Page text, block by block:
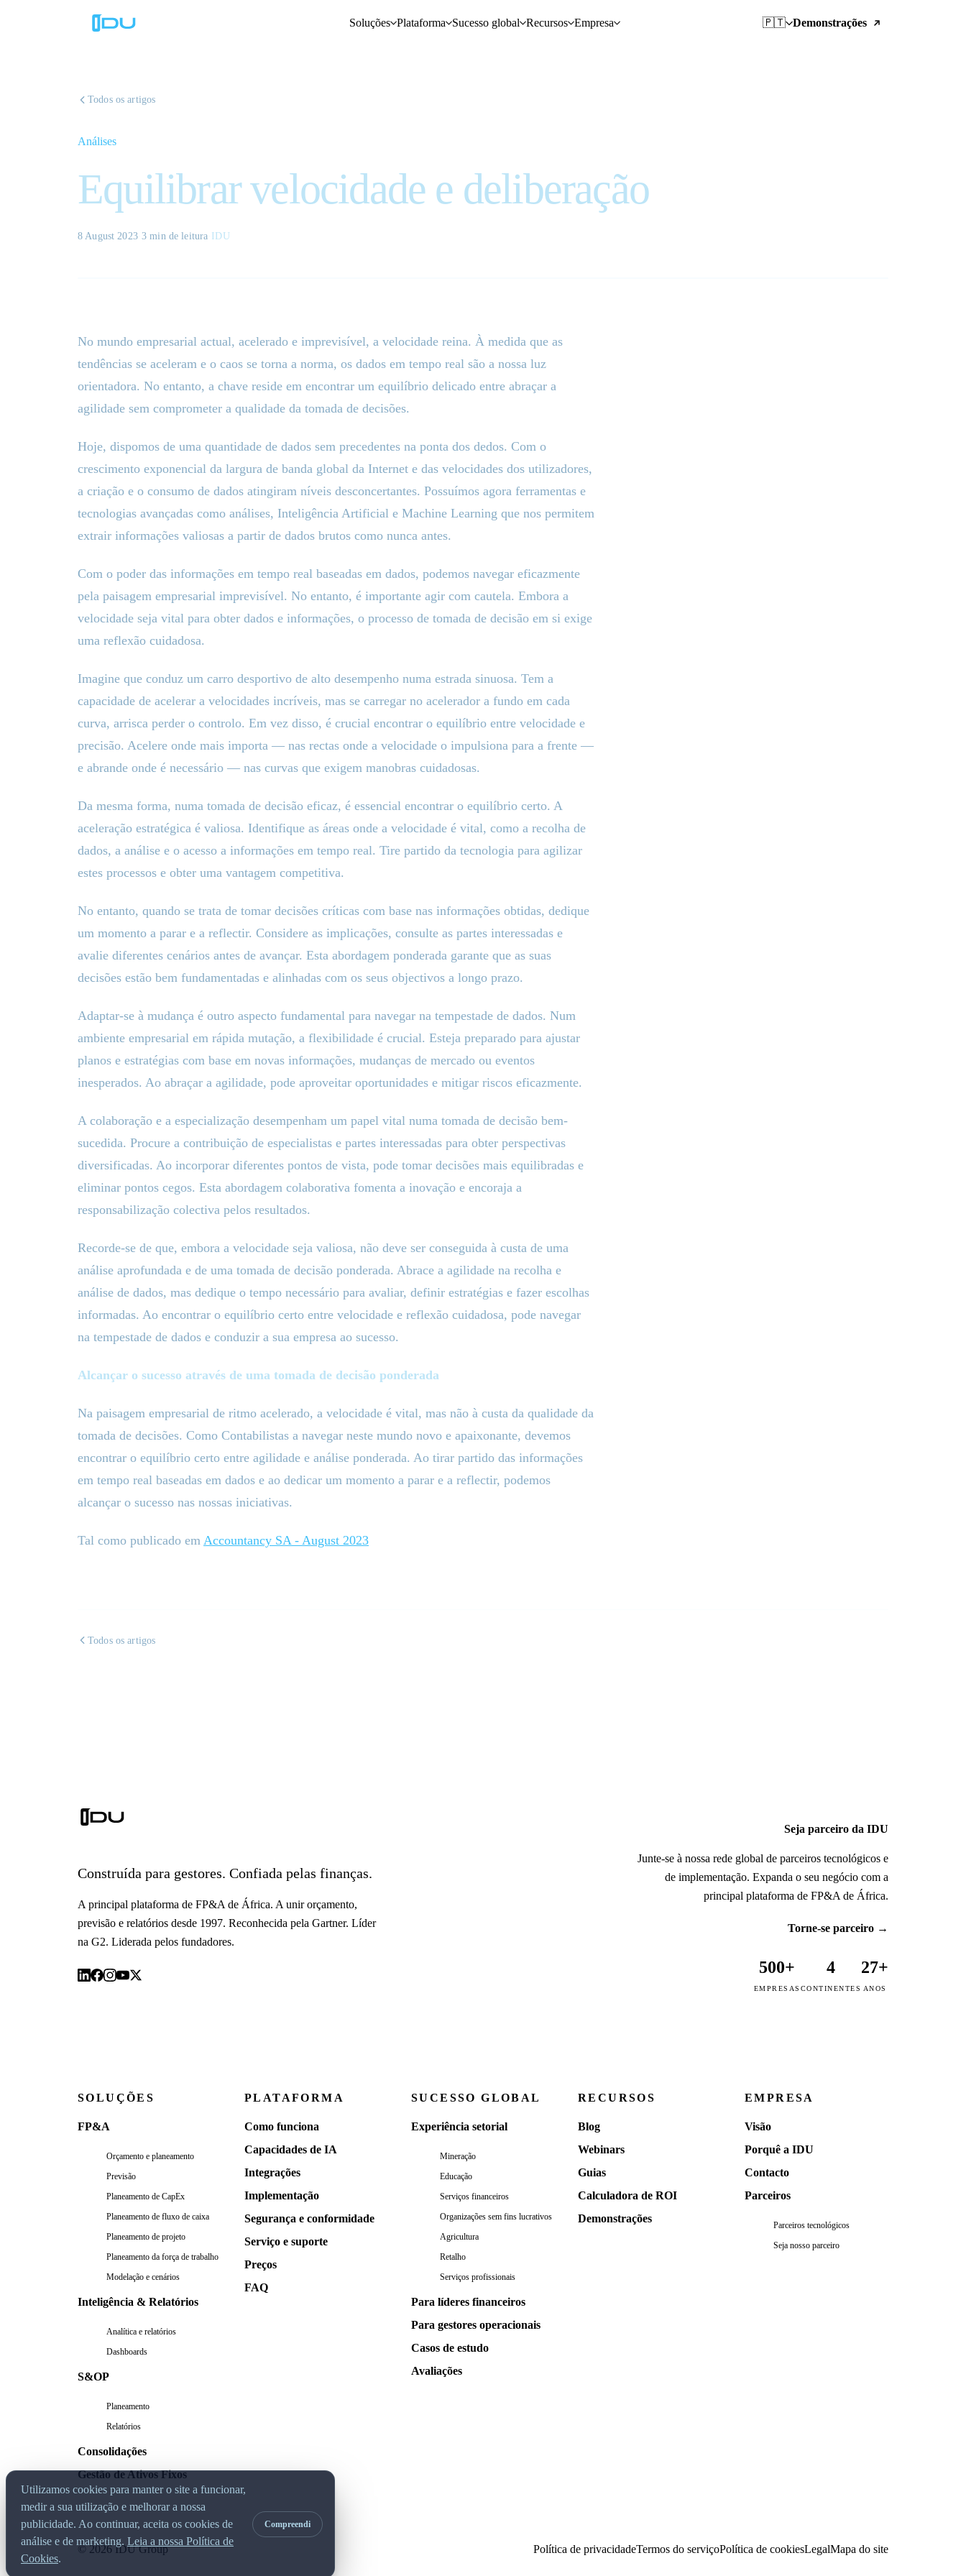
Soluções Plataforma Sucesso global Recursos Empresa 🇵🇹 Demonstrações
Todos os artigos
Análises
Equilibrar velocidade e deliberação
8 August 2023· 3 min de leitura IDU
No mundo empresarial actual, acelerado e imprevisível, a velocidade reina. À medida que as
tendências se aceleram e o caos se torna a norma, os dados em tempo real são a nossa luz
orientadora. No entanto, a chave reside em encontrar um equilíbrio delicado entre abraçar a
agilidade sem comprometer a qualidade da tomada de decisões.
Hoje, dispomos de uma quantidade de dados sem precedentes na ponta dos dedos. Com o
crescimento exponencial da largura de banda global da Internet e das velocidades dos utilizadores,
a criação e o consumo de dados atingiram níveis desconcertantes. Possuímos agora ferramentas e
tecnologias avançadas como análises, Inteligência Artificial e Machine Learning que nos permitem
extrair informações valiosas a partir de dados brutos como nunca antes.
Com o poder das informações em tempo real baseadas em dados, podemos navegar eficazmente
pela paisagem empresarial imprevisível. No entanto, é importante agir com cautela. Embora a
velocidade seja vital para obter dados e informações, o processo de tomada de decisão em si exige
uma reflexão cuidadosa.
Imagine que conduz um carro desportivo de alto desempenho numa estrada sinuosa. Tem a
capacidade de acelerar a velocidades incríveis, mas se carregar no acelerador a fundo em cada
curva, arrisca perder o controlo. Em vez disso, é crucial encontrar o equilíbrio entre velocidade e
precisão. Acelere onde mais importa — nas rectas onde a velocidade o impulsiona para a frente —
e abrande onde é necessário — nas curvas que exigem manobras cuidadosas.
Da mesma forma, numa tomada de decisão eficaz, é essencial encontrar o equilíbrio certo. A
aceleração estratégica é valiosa. Identifique as áreas onde a velocidade é vital, como a recolha de
dados, a análise e o acesso a informações em tempo real. Tire partido da tecnologia para agilizar
estes processos e obter uma vantagem competitiva.
No entanto, quando se trata de tomar decisões críticas com base nas informações obtidas, dedique
um momento a parar e a reflectir. Considere as implicações, consulte as partes interessadas e
avalie diferentes cenários antes de avançar. Esta abordagem ponderada garante que as suas
decisões estão bem fundamentadas e alinhadas com os seus objectivos a longo prazo.
Adaptar-se à mudança é outro aspecto fundamental para navegar na tempestade de dados. Num
ambiente empresarial em rápida mutação, a flexibilidade é crucial. Esteja preparado para ajustar
planos e estratégias com base em novas informações, mudanças de mercado ou eventos
inesperados. Ao abraçar a agilidade, pode aproveitar oportunidades e mitigar riscos eficazmente.
A colaboração e a especialização desempenham um papel vital numa tomada de decisão bem-
sucedida. Procure a contribuição de especialistas e partes interessadas para obter perspectivas
diversificadas. Ao incorporar diferentes pontos de vista, pode tomar decisões mais equilibradas e
eliminar pontos cegos. Esta abordagem colaborativa fomenta a inovação e encoraja a
responsabilização colectiva pelos resultados.
Recorde-se de que, embora a velocidade seja valiosa, não deve ser conseguida à custa de uma
análise aprofundada e de uma tomada de decisão ponderada. Abrace a agilidade na recolha e
análise de dados, mas dedique o tempo necessário para avaliar, definir estratégias e fazer escolhas
informadas. Ao encontrar o equilíbrio certo entre velocidade e reflexão cuidadosa, pode navegar
na tempestade de dados e conduzir a sua empresa ao sucesso.
Alcançar o sucesso através de uma tomada de decisão ponderada
Na paisagem empresarial de ritmo acelerado, a velocidade é vital, mas não à custa da qualidade da
tomada de decisões. Como Contabilistas a navegar neste mundo novo e apaixonante, devemos
encontrar o equilíbrio certo entre agilidade e análise ponderada. Ao tirar partido das informações
em tempo real baseadas em dados e ao dedicar um momento a parar e a reflectir, podemos
alcançar o sucesso nas nossas iniciativas.
Tal como publicado em Accountancy SA - August 2023
Todos os artigos
Construída para gestores. Confiada pelas finanças.
A principal plataforma de FP&A de África. A unir orçamento,
previsão e relatórios desde 1997. Reconhecida pela Gartner. Líder
na G2. Liderada pelos fundadores.
Seja parceiro da IDU
Junte-se à nossa rede global de parceiros tecnológicos e
de implementação. Expanda o seu negócio com a
principal plataforma de FP&A de África.
Torne-se parceiro →
500+
EMPRESAS
4
CONTINENTES
27+
ANOS
SOLUÇÕES
FP&A
Orçamento e planeamento
Previsão
Planeamento de CapEx
Planeamento de fluxo de caixa
Planeamento de projeto
Planeamento da força de trabalho
Modelação e cenários
Inteligência & Relatórios
Analítica e relatórios
Dashboards
S&OP
Planeamento
Relatórios
Consolidações
Gestão de Ativos Fixos
PLATAFORMA
Como funciona
Capacidades de IA
Integrações
Implementação
Segurança e conformidade
Serviço e suporte
Preços
FAQ
SUCESSO GLOBAL
Experiência setorial
Mineração
Educação
Serviços financeiros
Organizações sem fins lucrativos
Agricultura
Retalho
Serviços profissionais
Para líderes financeiros
Para gestores operacionais
Casos de estudo
Avaliações
RECURSOS
Blog
Webinars
Guias
Calculadora de ROI
Demonstrações
EMPRESA
Visão
Porquê a IDU
Contacto
Parceiros
Parceiros tecnológicos
Seja nosso parceiro
© 2026 IDU Group Política de privacidadeTermos do serviçoPolítica de cookiesLegalMapa do site
Utilizamos cookies para manter o site a funcionar,
medir a sua utilização e melhorar a nossa
publicidade. Ao continuar, aceita os cookies de
análise e de marketing. Leia a nossa Política de
Cookies.
Compreendi